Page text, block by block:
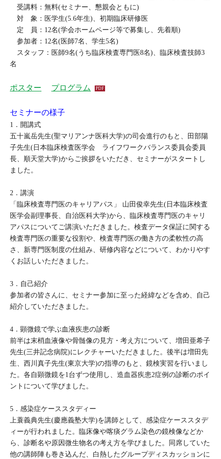
受講料：無料(セミナー、懇親会ともに)
対 象：医学生(5.6年生)、初期臨床研修医
定 員：12名(学会ホームページ等で募集し、先着順)
参加者：12名(医師7名、学生5名)
スタッフ：医師9名(うち臨床検査専門医8名)、臨床検査技師3
名
ポスター プログラム
セミナーの様子
1．開講式
五十嵐岳先生(聖マリアンナ医科大学)の司会進行のもと、田部陽
子先生(日本臨床検査医学会 ライフワークバランス委員会委員
長、順天堂大学)からご挨拶をいただき、セミナーがスタートし
ました。
2．講演
「臨床検査専門医のキャリアパス」 山田俊幸先生(日本臨床検査
医学会副理事長、自治医科大学)から、臨床検査専門医のキャリ
アパスについてご講演いただきました。検査データ保証に関する
検査専門医の重要な役割や、検査専門医の働き方の柔軟性の高
さ、新専門医制度の仕組み、研修内容などについて、わかりやす
くお話しいただきました。
3．自己紹介
参加者の皆さんに、セミナー参加に至った経緯などを含め、自己
紹介していただきました。
4．顕微鏡で学ぶ血液疾患の診断
前半は末梢血液像や骨髄像の見方・考え方について、増田亜希子
先生(三井記念病院)にレクチャーいただきました。後半は増田先
生、西川真子先生(東京大学)の指導のもと、鏡検実習を行いまし
た。各自顕微鏡を1台ずつ使用し、造血器疾患2症例の診断のポイ
ントについて学びました。
5．感染症ケーススタディー
上蓑義典先生(慶應義塾大学)を講師として、感染症ケーススタデ
ィーが行われました。臨床像や喀痰グラム染色の鏡検像などか
ら、診断名や原因微生物名の考え方を学びました。同席していた
他の講師陣も巻き込んだ、白熱したグループディスカッションに